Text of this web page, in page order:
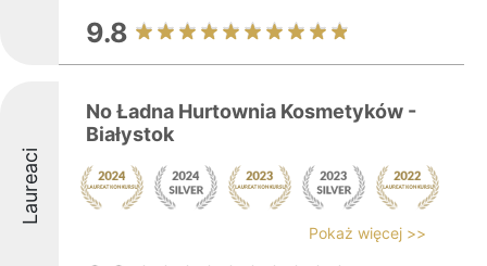
9.8
Laureaci
No Ładna Hurtownia Kosmetyków -
Białystok
Pokaż więcej >>